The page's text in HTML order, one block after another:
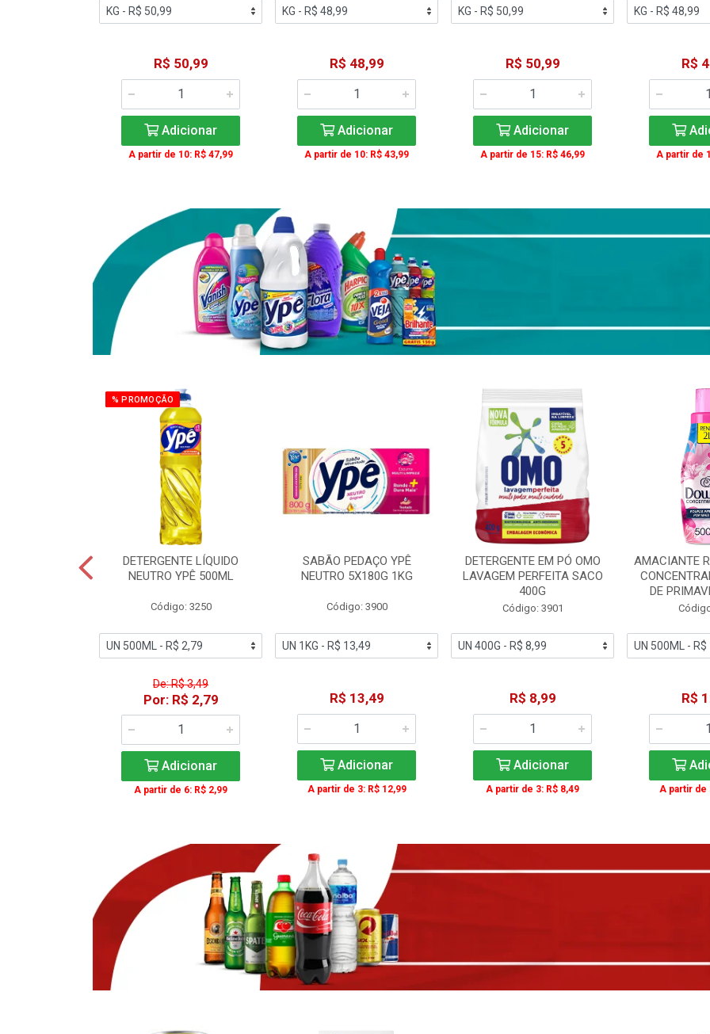
R$ 50,99
Adicionar
A partir de 10: R$ 47,99
R$ 48,99
Adicionar
A partir de 10: R$ 43,99
R$ 50,99
Adicionar
A partir de 15: R$ 46,99
R$
A partir de
% PROMOÇÃO
DETERGENTE LÍQUIDO
NEUTRO YPÊ 500ML
Código: 3250
De: R$ 3,49
Por: R$ 2,79
Adicionar
A partir de 6: R$ 2,99
SABÃO PEDAÇO YPÊ
NEUTRO 5X180G 1KG
Código: 3900
R$ 13,49
Adicionar
A partir de 3: R$ 12,99
DETERGENTE EM PÓ OMO
LAVAGEM PERFEITA SACO
400G
Código: 3901
R$ 8,99
Adicionar
A partir de 3: R$ 8,49
AMACIANTE
DE
R$
A partir de